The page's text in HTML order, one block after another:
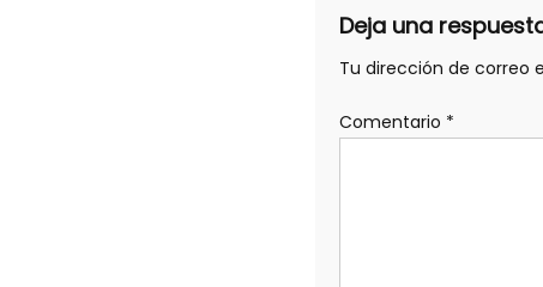
Deja una
Tu dirección de correo
Comentario *